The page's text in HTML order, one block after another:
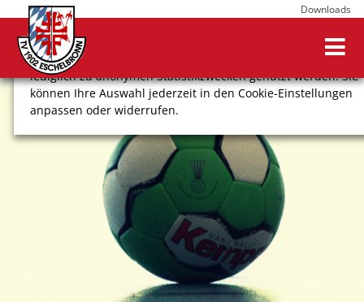
Wir verwenden Cookies, um Ihnen ein optimales
Webseitenerlebnis zu bieten. Dazu zählen Cookies, die für
den Betrieb der Seite notwendig sind, sowie solche, die
lediglich zu anonymen Statistikzwecken genutzt werden. Sie
können Ihre Auswahl jederzeit in den Cookie-Einstellungen
anpassen oder widerrufen.
COOKIE-EINSTELLUNGEN
ALLE ABLEHNEN
ALLE AUSWÄHLEN
Downloads